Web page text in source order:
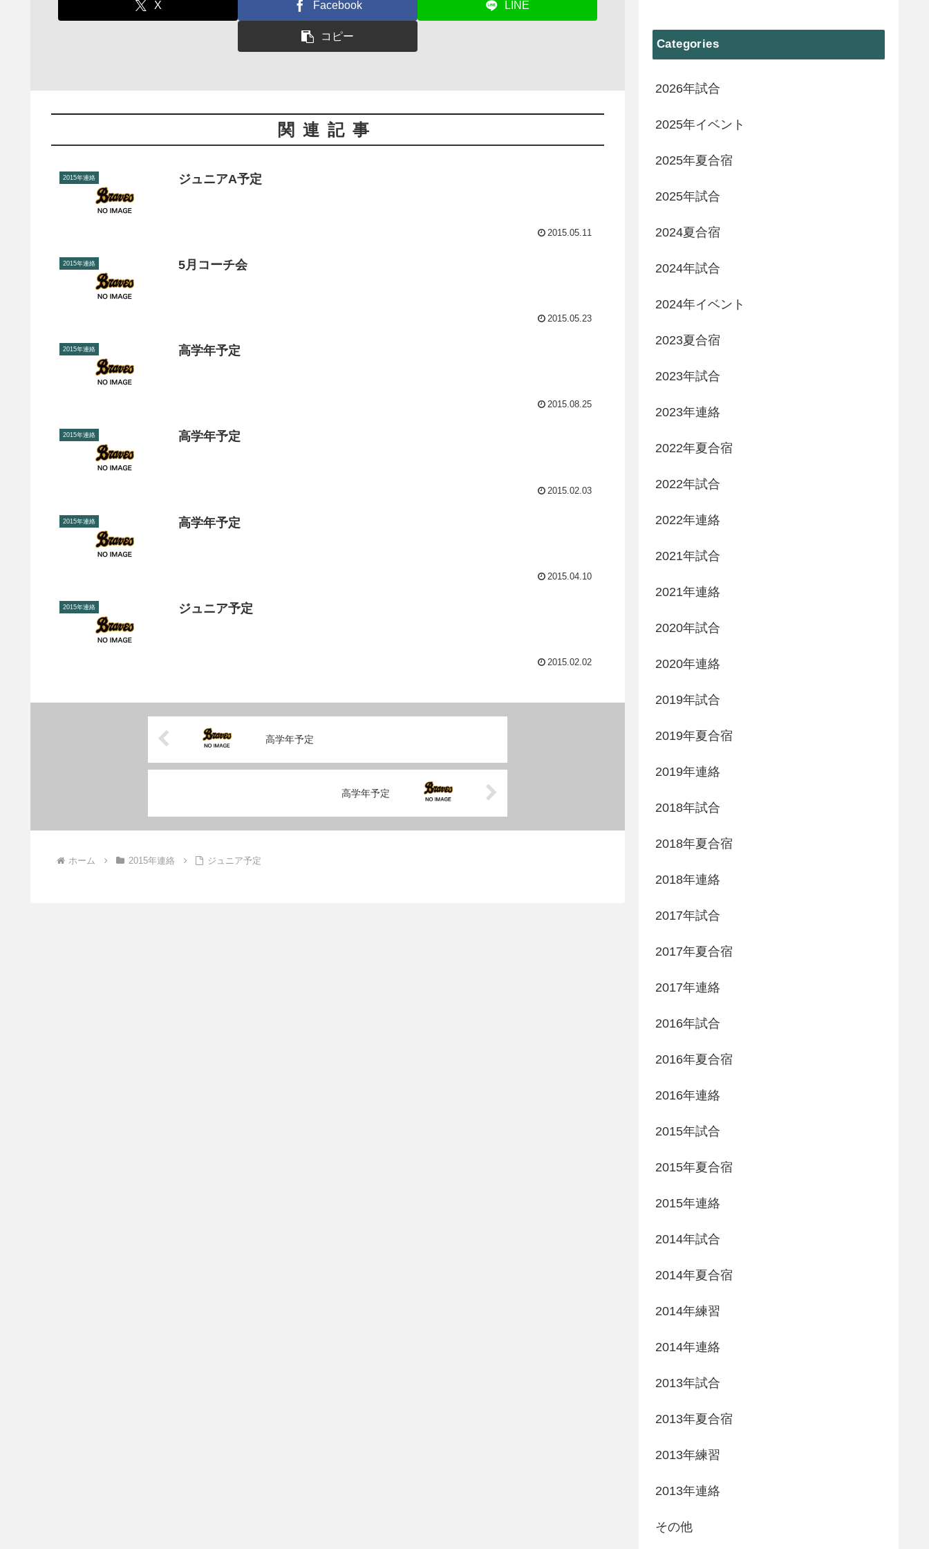
X Facebook LINE
コピー
関連記事
2015年連絡 ジュニアA予定
2015.05.11
2015年連絡 5月コーチ会
2015.05.23
2015年連絡 高学年予定
2015.08.25
2015年連絡 高学年予定
2015.02.03
2015年連絡 高学年予定
2015.04.10
2015年連絡 ジュニア予定
2015.02.02
高学年予定
高学年予定
ホーム 2015年連絡 ジュニア予定
Categories
2026年試合
2025年イベント
2025年夏合宿
2025年試合
2024夏合宿
2024年試合
2024年イベント
2023夏合宿
2023年試合
2023年連絡
2022年夏合宿
2022年試合
2022年連絡
2021年試合
2021年連絡
2020年試合
2020年連絡
2019年試合
2019年夏合宿
2019年連絡
2018年試合
2018年夏合宿
2018年連絡
2017年試合
2017年夏合宿
2017年連絡
2016年試合
2016年夏合宿
2016年連絡
2015年試合
2015年夏合宿
2015年連絡
2014年試合
2014年夏合宿
2014年練習
2014年連絡
2013年試合
2013年夏合宿
2013年練習
2013年連絡
その他